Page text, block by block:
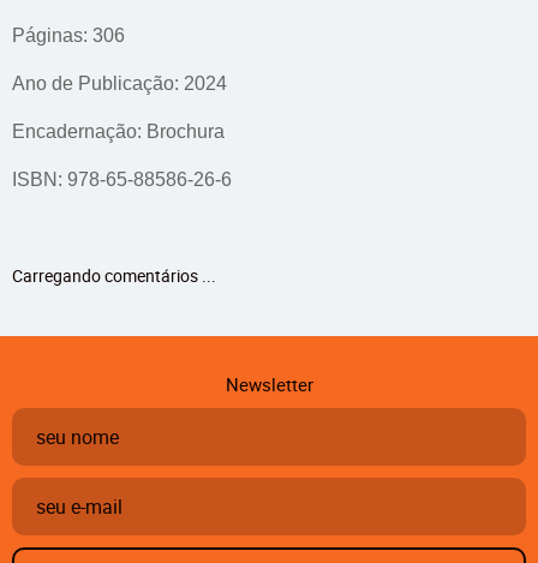
Páginas: 306
Ano de Publicação: 2024
Encadernação: Brochura
ISBN: 978-65-88586-26-6
Carregando comentários ...
Newsletter